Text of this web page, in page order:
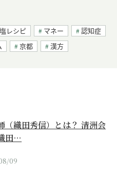
レシピ マネー
認知症
京都 漢方
（織田秀信）とは？ 清洲会
田…
09